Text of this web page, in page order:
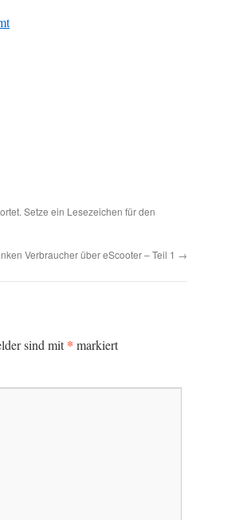
Setze ein Lesezeichen für den
Verbraucher über eScooter – Teil 1 →
sind mit* markiert